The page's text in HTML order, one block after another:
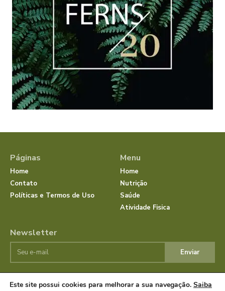
Páginas
Home
Contato
Políticas e Termos de Uso
Menu
Home
Nutrição
Saúde
Atividade Fisica
Newsletter
Enviar
© JornalSaudeBemEstar.Com.Br 2025 Todos os direitos
Este site possui cookies para melhorar a sua navegação. Saiba